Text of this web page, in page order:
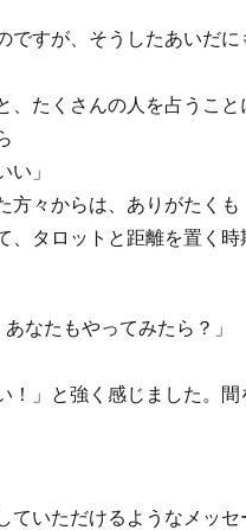
すが、そうしたあいだに
、たくさんの人を占うこと
い」
々からは、ありがたく
タロットと距離を置く時
なたもやってみたら？」
」と強く感じました。
いただけるようなメッセ